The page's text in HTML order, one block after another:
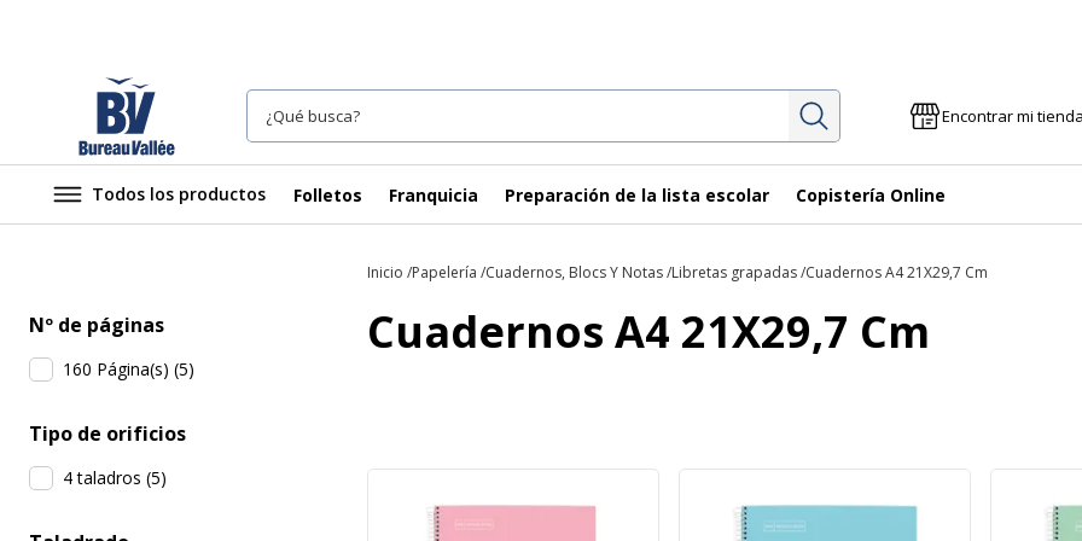
InvestigaciónEncontrar mi tienda
Todos los productos Folletos Franquicia Preparación de la lista escolar Copistería Online
Nº de páginas
160 Página(s) (5)
Tipo de orificios
4 taladros (5)
Inicio Papelería Cuadernos, Blocs Y Notas Libretas grapadas Cuadernos A4 21X29,7 Cm
Cuadernos A4 21X29,7 Cm